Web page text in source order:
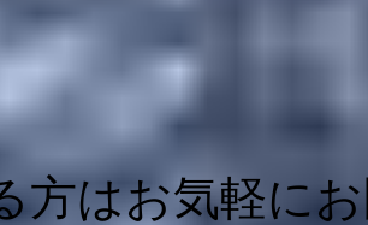
方はお気軽に